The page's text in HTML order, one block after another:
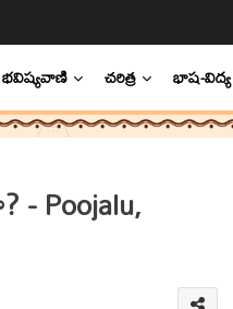
భవిష్యవాణి చరిత్ర భాష-విద్య
- Poojalu,